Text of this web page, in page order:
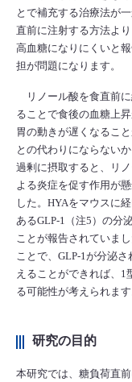
とで補充する治療法が
直前に注射する方法よ
高血糖になりにくいと
担が問題になります。
リノール酸を食直前に
ることで食後の血糖上
胃の動きが遅くなるこ
との代わりにならない
過剰に摂取すると、リ
よる炎症を促す作用が
した。HYAをマウスに
あるGLP-1（注5）の分
ことが報告されていま
ことで、GLP-1が分泌
えることができれば、1
る可能性が考えられます
研究の目的
本研究では、糖負荷直